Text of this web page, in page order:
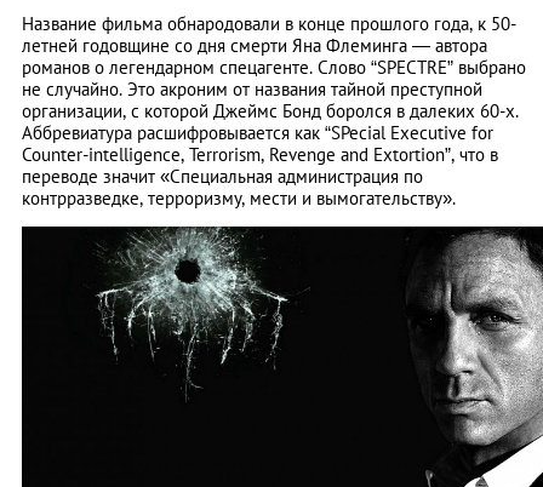
Название фильма обнародовали в конце прошлого года, к 50-
летней годовщине со дня смерти Яна Флеминга — автора
романов о легендарном спецагенте. Слово “SPECTRE” выбрано
не случайно. Это акроним от названия тайной преступной
организации, с которой Джеймс Бонд боролся в далеких 60-х.
Аббревиатура расшифровывается как “SPecial Executive for
Counter-intelligence, Terrorism, Revenge and Extortion”, что в
переводе значит «Специальная администрация по
контрразведке, терроризму, мести и вымогательству».